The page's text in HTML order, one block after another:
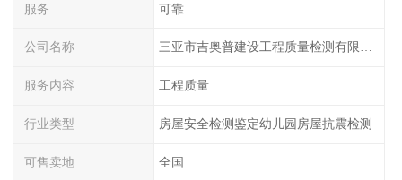
服务 可靠
公司名称 三亚市吉奥普建设工程质量检测有限公司陕西分公司
服务内容 工程质量
行业类型 房屋安全检测鉴定幼儿园房屋抗震检测
可售卖地 全国